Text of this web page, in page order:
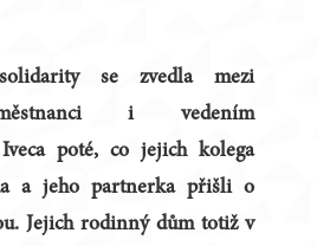
se zvedla mezi
i vedením
Iveca poté, co jejich kolega
a jeho partnerka přišli o
Jejich rodinný dům totiž v